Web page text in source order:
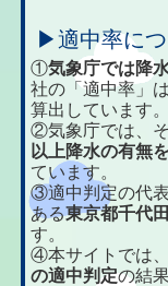
▶適中率に
①気象庁では降
社の「適中率」
算出しています。
②気象庁では、
以上降水の有無
ています。
③適中判定の代
ある東京都千代
す。
④本サイトでは
の適中判定の結